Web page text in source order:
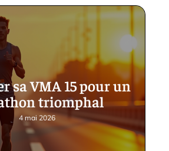
sa VMA 15 pour un
triomphal
4 mai 2026